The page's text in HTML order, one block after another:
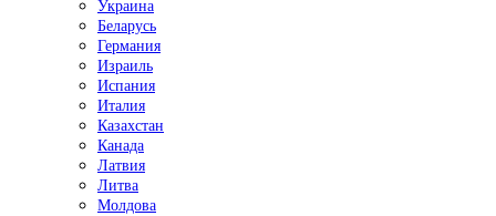
Украина
Беларусь
Германия
Израиль
Испания
Италия
Казахстан
Канада
Латвия
Литва
Молдова